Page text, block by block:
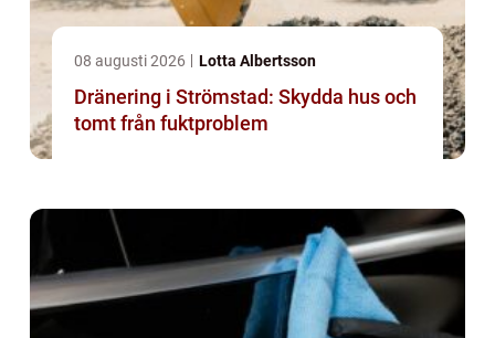
08 augusti 2026 Lotta Albertsson
Dränering i Strömstad: Skydda hus och
tomt från fuktproblem